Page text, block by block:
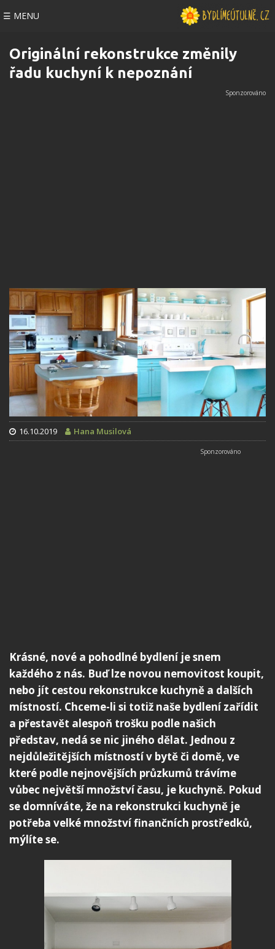
☰ MENU
Originální rekonstrukce změnily
řadu kuchyní k nepoznání
16.10.2019 Hana Musilová
Krásné, nové a pohodlné bydlení je snem
každého z nás. Buď lze novou nemovitost koupit,
nebo jít cestou rekonstrukce kuchyně a dalších
místností. Chceme-li si totiž naše bydlení zařídit
a přestavět alespoň trošku podle našich
představ, nedá se nic jiného dělat. Jednou z
nejdůležitějších místností v bytě či domě, ve
které podle nejnovějších průzkumů trávíme
vůbec největší množství času, je kuchyně. Pokud
se domníváte, že na rekonstrukci kuchyně je
potřeba velké množství finančních prostředků,
mýlíte se.